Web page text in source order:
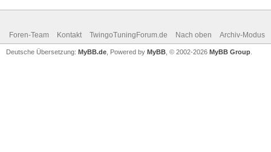
Foren-Team Kontakt TwingoTuningForum.de Nach oben Archiv-Modus
Deutsche Übersetzung: MyBB.de , Powered by MyBB , © 2002-2026 MyBB Group